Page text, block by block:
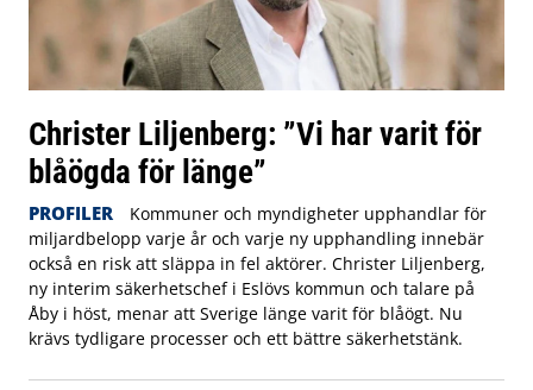
Christer Liljenberg: ”Vi har varit för
blåögda för länge”
PROFILER
Kommuner och myndigheter upphandlar för
miljardbelopp varje år och varje ny upphandling innebär
också en risk att släppa in fel aktörer. Christer Liljenberg,
ny interim säkerhetschef i Eslövs kommun och talare på
Åby i höst, menar att Sverige länge varit för blåögt. Nu
krävs tydligare processer och ett bättre säkerhetstänk.